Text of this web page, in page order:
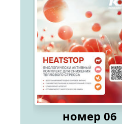
номер 06